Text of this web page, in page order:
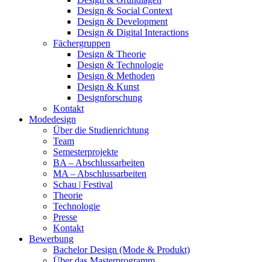
Design & Social Context
Design & Development
Design & Digital Interactions
Fächergruppen
Design & Theorie
Design & Technologie
Design & Methoden
Design & Kunst
Designforschung
Kontakt
Modedesign
Über die Studienrichtung
Team
Semesterprojekte
BA – Abschlussarbeiten
MA – Abschlussarbeiten
Schau | Festival
Theorie
Technologie
Presse
Kontakt
Bewerbung
Bachelor Design (Mode & Produkt)